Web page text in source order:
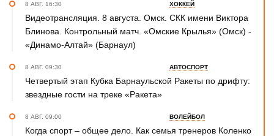
8 АВГ. 16:30 ХОККЕЙ
Видеотрансляция. 8 августа. Омск. СКК имени Виктора
Блинова. Контрольный матч. «Омские Крылья» (Омск) -
«Динамо-Алтай» (Барнаул)
8 АВГ. 09:30 АВТОСПОРТ
Четвертый этап Кубка Барнаульской Ракеты по дрифту:
звездные гости на треке «Ракета»
8 АВГ. 09:00 ВОЛЕЙБОЛ
Когда спорт – общее дело. Как семья тренеров Коленко